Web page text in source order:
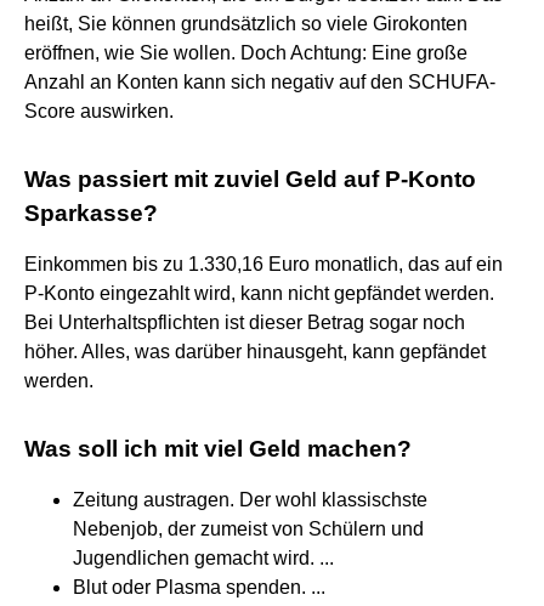
heißt, Sie können grundsätzlich so viele Girokonten
eröffnen, wie Sie wollen. Doch Achtung: Eine große
Anzahl an Konten kann sich negativ auf den SCHUFA-
Score auswirken.
Was passiert mit zuviel Geld auf P-Konto
Sparkasse?
Einkommen bis zu 1.330,16 Euro monatlich, das auf ein
P-Konto eingezahlt wird, kann nicht gepfändet werden.
Bei Unterhaltspflichten ist dieser Betrag sogar noch
höher. Alles, was darüber hinausgeht, kann gepfändet
werden.
Was soll ich mit viel Geld machen?
Zeitung austragen. Der wohl klassischste
Nebenjob, der zumeist von Schülern und
Jugendlichen gemacht wird. ...
Blut oder Plasma spenden. ...